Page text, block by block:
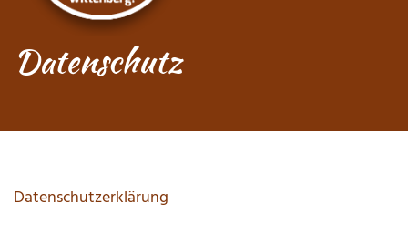
Datenschutz
Datenschutzerklärung